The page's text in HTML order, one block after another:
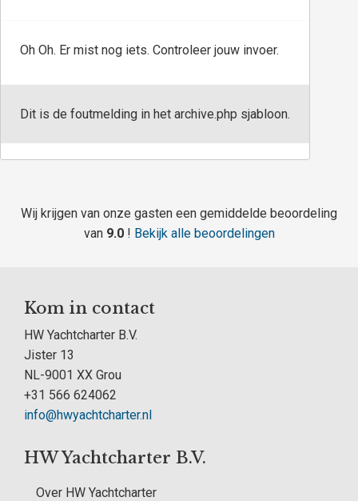
Oh Oh. Er mist nog iets. Controleer jouw invoer.
Dit is de foutmelding in het archive.php sjabloon.
Wij krijgen van onze gasten een gemiddelde beoordeling
van 9.0 ! Bekijk alle beoordelingen
Kom in contact
HW Yachtcharter B.V.
Jister 13
NL-9001 XX Grou
+31 566 624062
info@hwyachtcharter.nl
HW Yachtcharter B.V.
Over HW Yachtcharter